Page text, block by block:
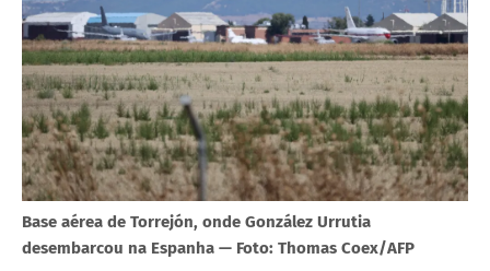
Base aérea de Torrejón, onde González Urrutia
desembarcou na Espanha — Foto: Thomas Coex/AFP